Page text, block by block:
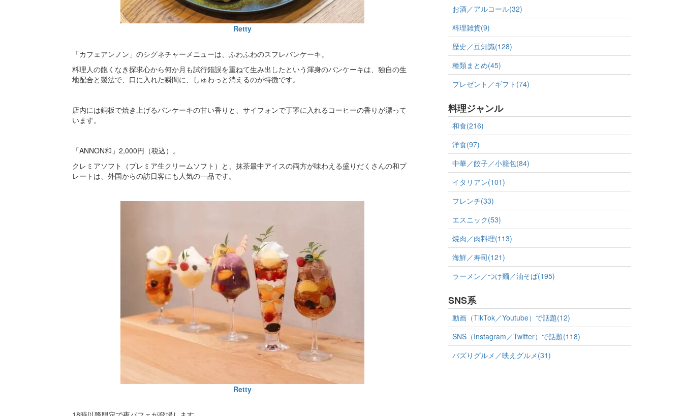
Retty
「カフェアンノン」のシグネチャーメニューは、ふわふわのスフレパンケーキ。
料理人の飽くなき探求心から何か月も試行錯誤を重ねて生み出したという渾身のパンケーキは、独自の生
地配合と製法で、口に入れた瞬間に、しゅわっと消えるのが特徴です。
店内には銅板で焼き上げるパンケーキの甘い香りと、サイフォンで丁寧に入れるコーヒーの香りが漂って
います。
「ANNON和」2,000円（税込）。
クレミアソフト（プレミア生クリームソフト）と、抹茶最中アイスの両方が味わえる盛りだくさんの和プ
レートは、外国からの訪日客にも人気の一品です。
Retty
お酒／アルコール(32)
料理雑貨(9)
歴史／豆知識(128)
種類まとめ(45)
プレゼント／ギフト(74)
料理ジャンル
和食(216)
洋食(97)
中華／餃子／小籠包(84)
イタリアン(101)
フレンチ(33)
エスニック(53)
焼肉／肉料理(113)
海鮮／寿司(121)
ラーメン／つけ麺／油そば(195)
SNS系
動画（TikTok／Youtube）で話題(12)
SNS（Instagram／Twitter）で話題(118)
バズりグルメ／映えグルメ(31)